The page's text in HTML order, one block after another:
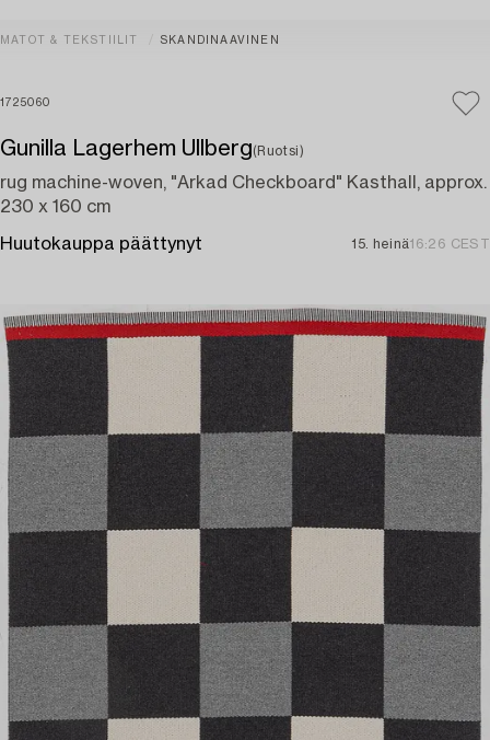
MATOT & TEKSTIILIT SKANDINAAVINEN
1725060
Gunilla Lagerhem Ullberg(Ruotsi)
rug machine-woven, "Arkad Checkboard" Kasthall, approx.
230 x 160 cm
Huutokauppa päättynyt 15. heinä16:26 CEST